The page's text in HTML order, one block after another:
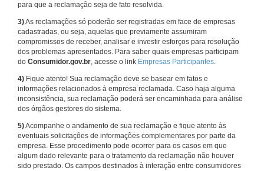
para que a reclamação seja de fato resolvida.
3)As reclamações só poderão ser registradas em face de empresas
cadastradas, ou seja, aquelas que previamente assumiram
compromissos de receber, analisar e investir esforços para resolução
dos problemas apresentados. Para saber quais empresas participam
do Consumidor.gov.br, acesse o link Empresas Participantes.
4) Fique atento! Sua reclamação deve se basear em fatos e
informações relacionados à empresa reclamada. Caso haja alguma
inconsistência, sua reclamação poderá ser encaminhada para análise
dos órgãos gestores do sistema.
5)Acompanhe o andamento de sua reclamação e fique atento às
eventuais solicitações de informações complementares por parte da
empresa. Esse procedimento pode ocorrer para os casos em que
algum dado relevante para o tratamento da reclamação não houver
sido prestado. Os campos destinados à interação entre consumidores